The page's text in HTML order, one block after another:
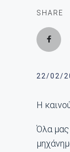
SHARE
22/02/
Η
Όλα μας